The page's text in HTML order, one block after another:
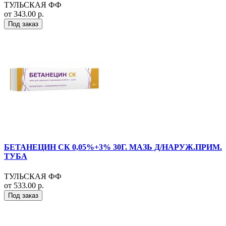
ТУЛЬСКАЯ ФФ
от 343.00 р.
Под заказ
БЕТАНЕЦИН СК 0,05%+3% 30Г. МАЗЬ Д/НАРУЖ.ПРИМ.
ТУБА
ТУЛЬСКАЯ ФФ
от 533.00 р.
Под заказ